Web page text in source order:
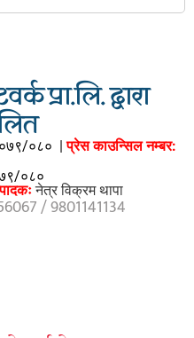
प्रा.लि. द्वारा
०८० |प्रेस काउन्सिल नम्बर:
०८०
नेत्र विक्रम थापा
/ 9801141134